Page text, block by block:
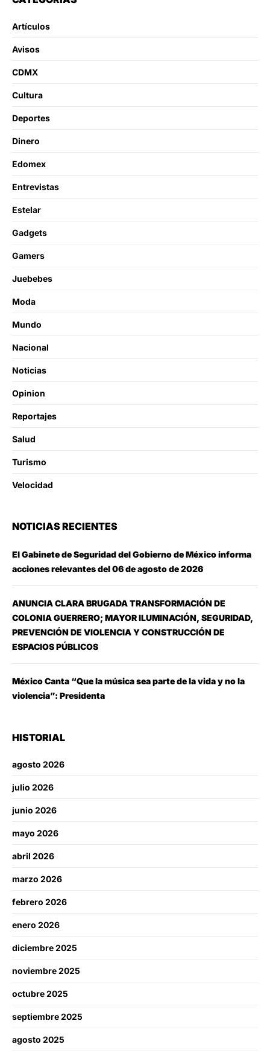
Artículos
Avisos
CDMX
Cultura
Deportes
Dinero
Edomex
Entrevistas
Estelar
Gadgets
Gamers
Juebebes
Moda
Mundo
Nacional
Noticias
Opinion
Reportajes
Salud
Turismo
Velocidad
NOTICIAS RECIENTES
El Gabinete de Seguridad del Gobierno de México informa
acciones relevantes del 06 de agosto de 2026
ANUNCIA CLARA BRUGADA TRANSFORMACIÓN DE
COLONIA GUERRERO; MAYOR ILUMINACIÓN, SEGURIDAD,
PREVENCIÓN DE VIOLENCIA Y CONSTRUCCIÓN DE
ESPACIOS PÚBLICOS
México Canta “Que la música sea parte de la vida y no la
violencia”: Presidenta
HISTORIAL
agosto 2026
julio 2026
junio 2026
mayo 2026
abril 2026
marzo 2026
febrero 2026
enero 2026
diciembre 2025
noviembre 2025
octubre 2025
septiembre 2025
agosto 2025